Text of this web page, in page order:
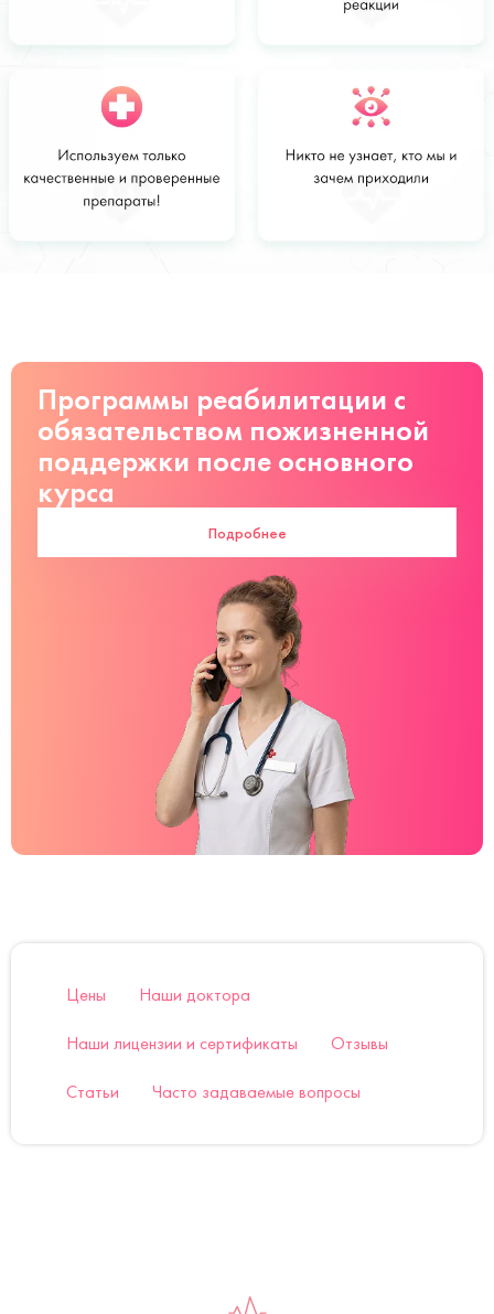
Стоимость
от 3400 руб
Заказать
Программы реабилитации с
обязательством пожизненной
поддержки после основного
курса
Подробнее
Цены Наши доктора
Наши лицензии и сертификаты Отзывы
Статьи Часто задаваемые вопросы